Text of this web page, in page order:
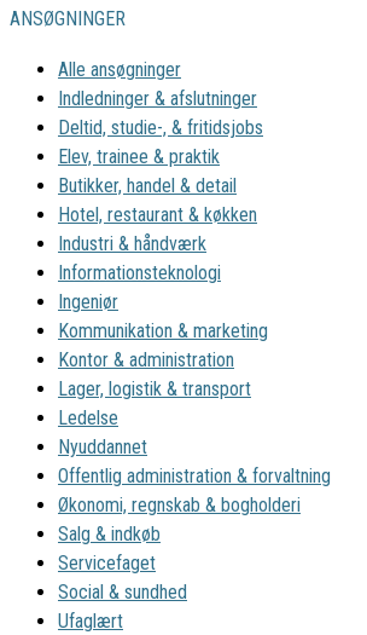
ANSØGNINGER
Alle ansøgninger
Indledninger & afslutninger
Deltid, studie-, & fritidsjobs
Elev, trainee & praktik
Butikker, handel & detail
Hotel, restaurant & køkken
Industri & håndværk
Informationsteknologi
Ingeniør
Kommunikation & marketing
Kontor & administration
Lager, logistik & transport
Ledelse
Nyuddannet
Offentlig administration & forvaltning
Økonomi, regnskab & bogholderi
Salg & indkøb
Servicefaget
Social & sundhed
Ufaglært